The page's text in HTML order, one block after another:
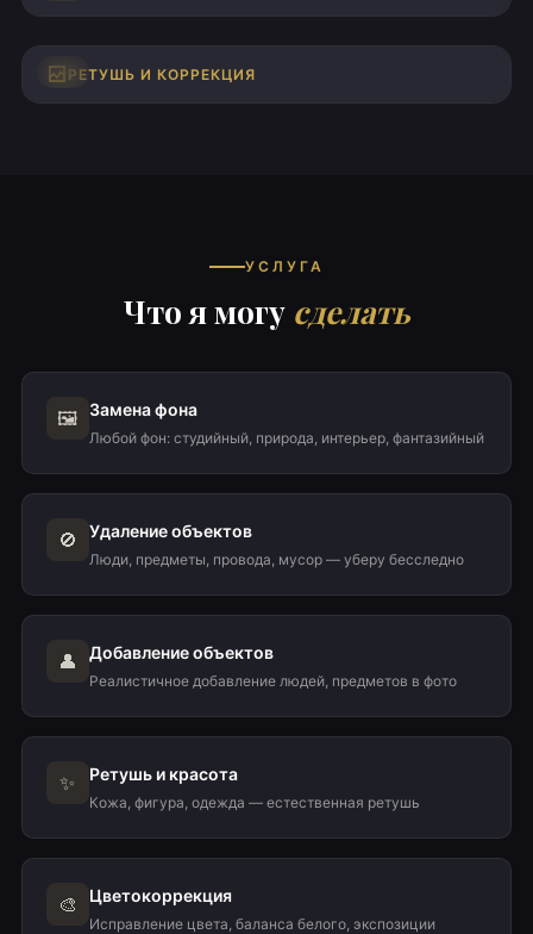
РЕТУШЬ И КОРРЕКЦИЯ
ДО
УСЛУГА
Что я могу сделать
🖼️ Замена фона
Любой фон: студийный, природа, интерьер, фантазийный
🚫 Удаление объектов
Люди, предметы, провода, мусор — уберу бесследно
👤 Добавление объектов
Реалистичное добавление людей, предметов в фото
✨ Ретушь и красота
Кожа, фигура, одежда — естественная ретушь
🎨 Цветокоррекция
Исправление цвета, баланса белого, экспозиции